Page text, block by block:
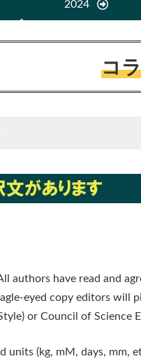
2024
コ
authors have read and
eyed copy editors
or Council of Science
units (kg, mM, days, mm,